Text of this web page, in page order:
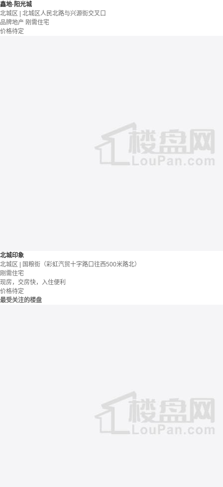
鑫地·阳光城
北城区 | 北城区人民北路与兴源街交叉口
品牌地产 刚需住宅
价格待定
北城印象
北城区 | 国粮街（彩虹汽贸十字路口往西500米路北）
刚需住宅
现房，交房快，入住便利
价格待定
最受关注的楼盘